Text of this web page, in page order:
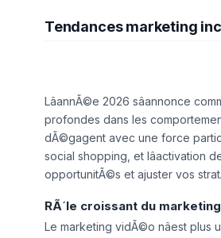
Tendances marketing
LâannÃ©e 2026 sâannonce
profondes dans les
dÃ©gagent avec une force
social shopping, et lâactivation
RÃ´le croissant du